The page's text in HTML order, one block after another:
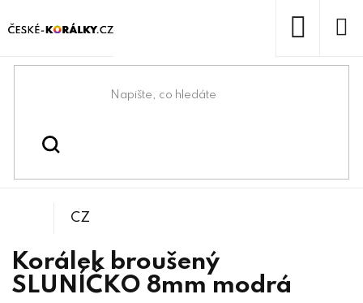
na
Domů
Korálky
Korálek broušený
SLUNÍČKO 8mm modrá
CZ